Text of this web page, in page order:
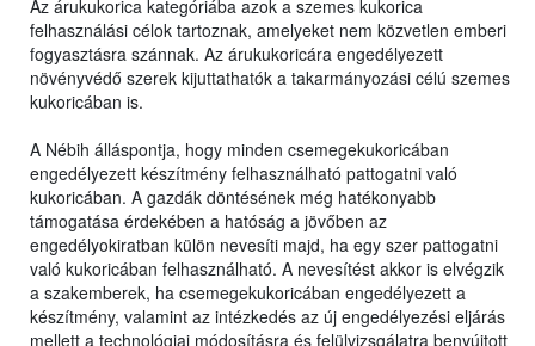
Az árukukorica kategóriába azok a szemes kukorica
felhasználási célok tartoznak, amelyeket nem közvetlen emberi
fogyasztásra szánnak. Az árukukoricára engedélyezett
növényvédő szerek kijuttathatók a takarmányozási célú szemes
kukoricában is.
A Nébih álláspontja, hogy minden csemegekukoricában
engedélyezett készítmény felhasználható pattogatni való
kukoricában. A gazdák döntésének még hatékonyabb
támogatása érdekében a hatóság a jövőben az
engedélyokiratban külön nevesíti majd, ha egy szer pattogatni
való kukoricában felhasználható. A nevesítést akkor is elvégzik
a szakemberek, ha csemegekukoricában engedélyezett a
készítmény, valamint az intézkedés az új engedélyezési eljárás
mellett a technológiai módosításra és felülvizsgálatra benyújtott